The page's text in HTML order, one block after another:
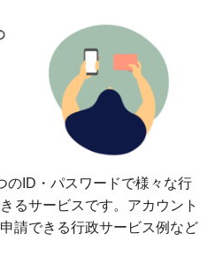
のID・パスワードで様々な行
るサービスです。アカウント
請できる行政サービス例など